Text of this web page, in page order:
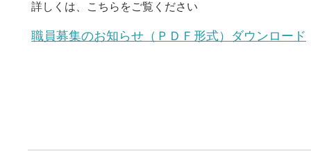
詳しくは、こちらをご覧ください
職員募集のお知らせ（ＰＤＦ形式） ダウンロード